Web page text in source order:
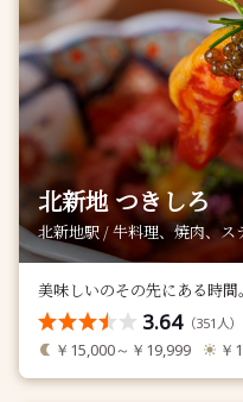
北新地 つきしろ
北新地駅 / 牛料理、焼肉、ス
美味しいのその先にある時
3.64（351 人）
￥15,000～￥19,999 ￥